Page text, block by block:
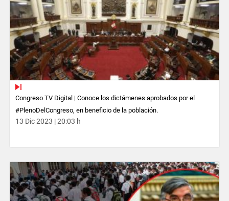
Congreso TV Digital | Conoce los dictámenes aprobados por el
#PlenoDelCongreso, en beneficio de la población.
13 Dic 2023 | 20:03 h